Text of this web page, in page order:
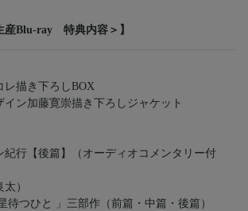
産Blu-ray 特典内容＞】
レ描き下ろしBOX
イン加藤寛崇描き下ろしジャケット
紀行【後篇】（オーディオコメンタリー付
）
待つひと 」三部作（前篇・中篇・後篇）